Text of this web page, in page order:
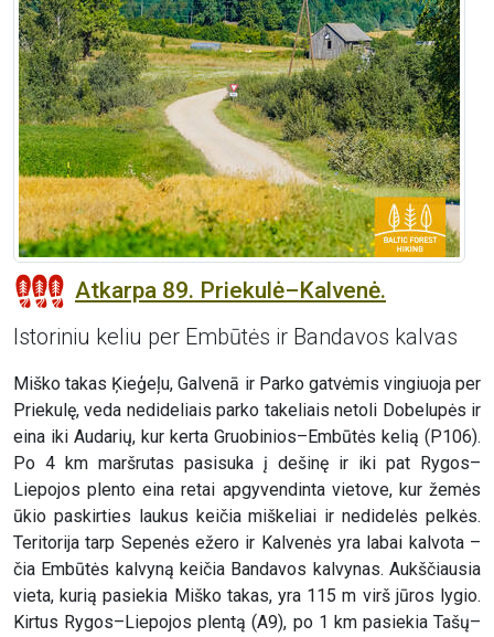
Atkarpa 89. Priekulė–Kalvenė.
Istoriniu keliu per Embūtės ir Bandavos kalvas
Miško takas Ķieģeļu, Galvenā ir Parko gatvėmis vingiuoja per
Priekulę, veda nedideliais parko takeliais netoli Dobelupės ir
eina iki Audarių, kur kerta Gruobinios–Embūtės kelią (P106).
Po 4 km maršrutas pasisuka į dešinę ir iki pat Rygos–
Liepojos plento eina retai apgyvendinta vietove, kur žemės
ūkio paskirties laukus keičia miškeliai ir nedidelės pelkės.
Teritorija tarp Sepenės ežero ir Kalvenės yra labai kalvota –
čia Embūtės kalvyną keičia Bandavos kalvynas. Aukščiausia
vieta, kurią pasiekia Miško takas, yra 115 m virš jūros lygio.
Kirtus Rygos–Liepojos plentą (A9), po 1 km pasiekia Tašų–